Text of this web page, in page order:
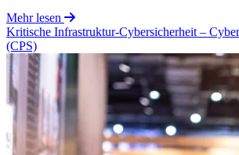
Mehr lesen
Kritische Infrastruktur-Cybersicherheit –
(CPS)